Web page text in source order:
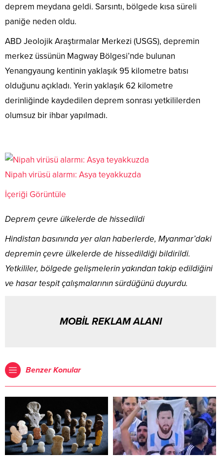
deprem meydana geldi. Sarsıntı, bölgede kısa süreli
paniğe neden oldu.
ABD Jeolojik Araştırmalar Merkezi (USGS), depremin
merkez üssünün Magway Bölgesi’nde bulunan
Yenangyaung kentinin yaklaşık 95 kilometre batısı
olduğunu açıkladı. Yerin yaklaşık 62 kilometre
derinliğinde kaydedilen deprem sonrası yetkililerden
olumsuz bir ihbar yapılmadı.
Nipah virüsü alarmı: Asya teyakkuzda
İçeriği Görüntüle
Deprem çevre ülkelerde de hissedildi
Hindistan basınında yer alan haberlerde, Myanmar’daki
depremin çevre ülkelerde de hissedildiği bildirildi.
Yetkililer, bölgede gelişmelerin yakından takip edildiğini
ve hasar tespit çalışmalarının sürdüğünü duyurdu.
MOBİL REKLAM ALANI
Benzer Konular